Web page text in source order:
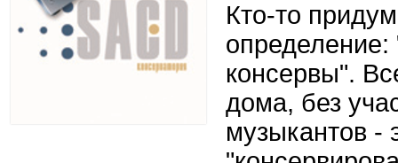
Кто-то
консервы".
дома, без
музыкантов -